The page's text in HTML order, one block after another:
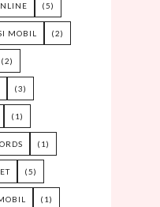
(5)
MOBIL (2)
(2)
(3)
(1)
(1)
(5)
(1)